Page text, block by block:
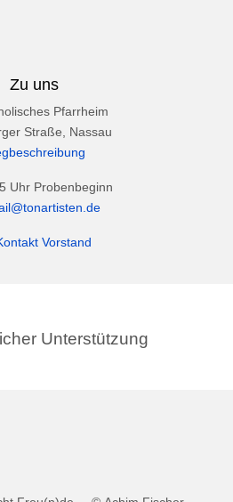
Zu uns
Pfarrheim
Straße, Nassau
Uhr Probenbeginn
Vorstand
Unterstützung